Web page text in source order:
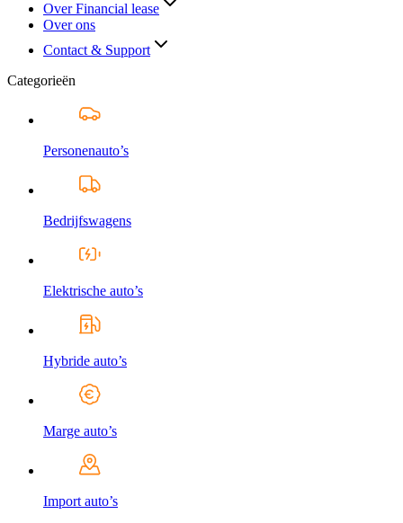
Over Financial lease
Over ons
Contact & Support
Categorieën
Personenauto’s
Bedrijfswagens
Elektrische auto’s
Hybride auto’s
Marge auto’s
Import auto’s